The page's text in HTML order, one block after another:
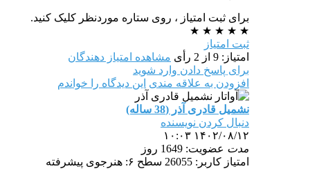
برای ثبت امتیاز ، روی ستاره موردنظر کلیک کنید.
★
★
★
★
★
ثبت امتیاز
امتیاز: 9 از 2 رأی
مشاهده امتیاز دهندگان
برای پاسخ دادن وارد شوید
افزودن به علاقه مندی این دیدگاه را خواندم
نشمیل قادری آذر (38 ساله)
دنبال کردن نویسنده
۱۴۰۲/۰۸/۱۲ ۱۰:۰۳
مدت عضویت: 1649 روز
امتیاز کاربر: 26055
سطح ۶: هنرجوی پیشرفته